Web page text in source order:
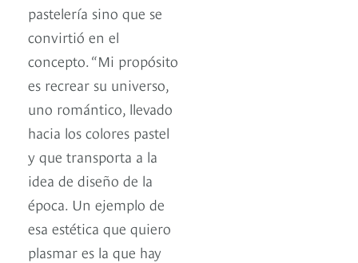
pastelería sino que se
convirtió en el
concepto. “Mi propósito
es recrear su universo,
uno romántico, llevado
hacia los colores pastel
y que transporta a la
idea de diseño de la
época. Un ejemplo de
esa estética que quiero
plasmar es la que hay